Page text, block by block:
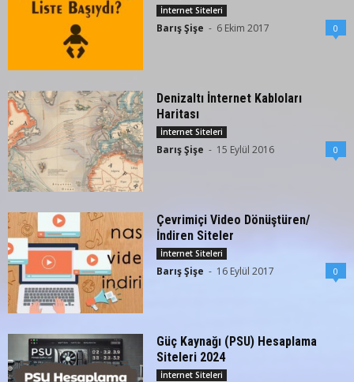
İnternet Siteleri
Barış Şişe - 6 Ekim 2017 0
Denizaltı İnternet Kabloları
Haritası
İnternet Siteleri
Barış Şişe - 15 Eylül 2016 0
Çevrimiçi Video Dönüştüren/
İndiren Siteler
İnternet Siteleri
Barış Şişe - 16 Eylül 2017 0
Güç Kaynağı (PSU) Hesaplama
Siteleri 2024
İnternet Siteleri